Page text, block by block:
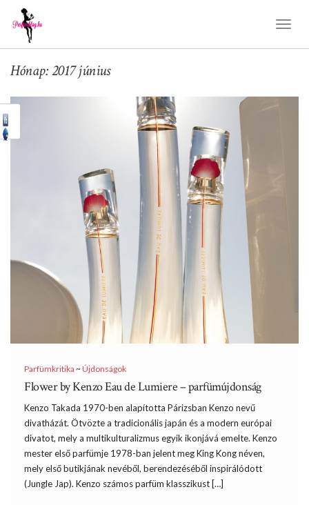
Hónap: 2017 június
Parfümkritika ~Újdonságok
Flower by Kenzo Eau de Lumiere – parfümújdonság
Kenzo Takada 1970-ben alapította Párizsban Kenzo nevű
divatházát. Ötvözte a tradicionális japán és a modern európai
divatot, mely a multikulturalizmus egyik ikonjává emelte. Kenzo
mester első parfümje 1978-ban jelent meg King Kong néven,
mely első butikjának nevéből, berendezéséből inspirálódott
(Jungle Jap). Kenzo számos parfüm klasszikust […]